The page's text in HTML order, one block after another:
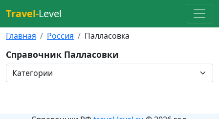
Travel-Level
Главная Россия Палласовка
Справочник Палласовки